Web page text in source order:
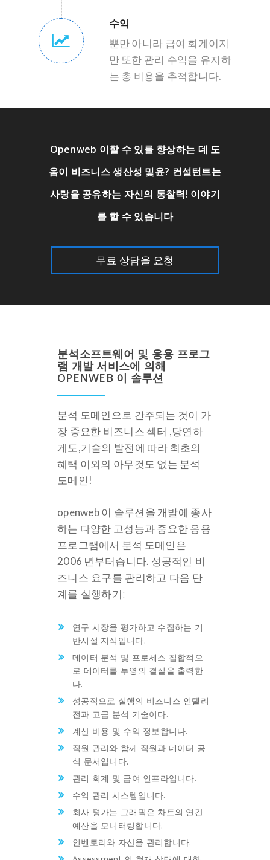
수익
뿐만 아니라 급여 회계이지
만 또한 관리 수익을 유지하
는 총 비용을 추적합니다.
Openweb 이할 수 있를 향상하는 데 도
움이 비즈니스 생산성 및윤? 컨설턴트는
사랑을 공유하는 자신의 통찰력! 이야기
를 할 수 있습니다
무료 상담을 요청
분석소프트웨어 및 응용 프로그
램 개발 서비스에 의해
OPENWEB 이 솔루션
분석 도메인으로 간주되는 것이 가
장 중요한 비즈니스 섹터 ,당연하
게도,기술의 발전에 따라 최초의
혜택 이외의 아무것도 없는 분석
도메인!
openweb 이 솔루션을 개발에 종사
하는 다양한 고성능과 중요한 응용
프로그램에서 분석 도메인은
2006 년부터습니다. 성공적인 비
즈니스 요구를 관리하고 다음 단
계를 실행하기:
연구 시장을 평가하고 수집하는 기
반시설 지식입니다.
데이터 분석 및 프로세스 집합적으
로 데이터를 투영의 결실을 출력한
다.
성공적으로 실행의 비즈니스 인텔리
전과 고급 분석 기술이다.
계산 비용 및 수익 정보합니다.
직원 관리와 함께 직원과 데이터 공
식 문서입니다.
관리 회계 및 급여 인프라입니다.
수익 관리 시스템입니다.
회사 평가는 그래픽은 차트의 연간
예산을 모니터링합니다.
인벤토리와 자산을 관리합니다.